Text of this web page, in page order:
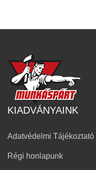
KIADVÁNYAINK
Adatvédelmi Tájékoztató
Régi honlapunk